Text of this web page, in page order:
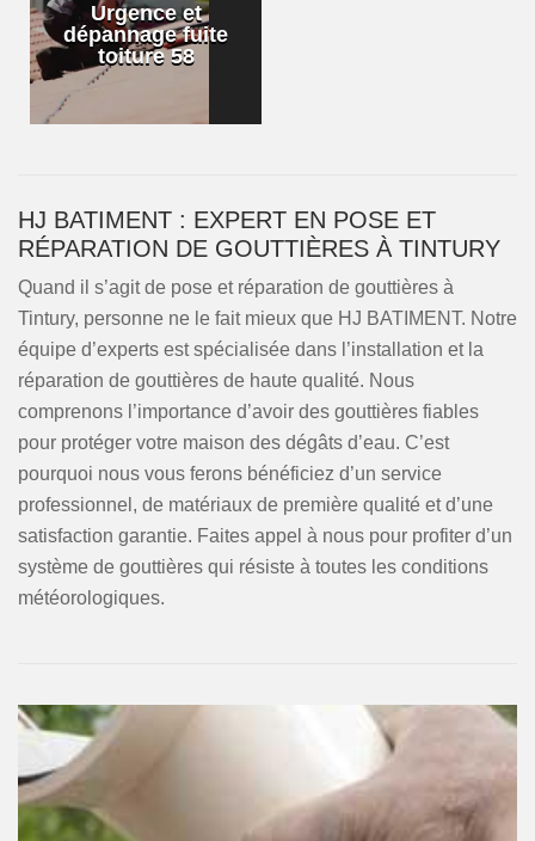
Urgence et
dépannage fuite
toiture 58
HJ BATIMENT : EXPERT EN POSE ET
RÉPARATION DE GOUTTIÈRES À TINTURY
Quand il s’agit de pose et réparation de gouttières à
Tintury, personne ne le fait mieux que HJ BATIMENT. Notre
équipe d’experts est spécialisée dans l’installation et la
réparation de gouttières de haute qualité. Nous
comprenons l’importance d’avoir des gouttières fiables
pour protéger votre maison des dégâts d’eau. C’est
pourquoi nous vous ferons bénéficiez d’un service
professionnel, de matériaux de première qualité et d’une
satisfaction garantie. Faites appel à nous pour profiter d’un
système de gouttières qui résiste à toutes les conditions
météorologiques.